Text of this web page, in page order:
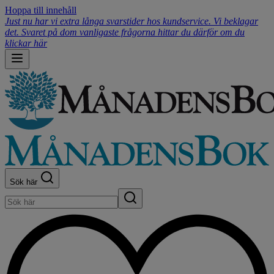
Hoppa till innehåll
Just nu har vi extra långa svarstider hos kundservice. Vi beklagar
det. Svaret på dom vanligaste frågorna hittar du därför om du
klickar här
Sök här